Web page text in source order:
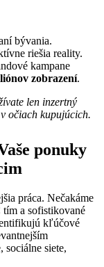
bývania.
riešia reality.
kampane
zobrazení.
len inzertný
očiach kupujúcich.
ponuky
práca. Nečakáme
tím a sofistikované
kľúčové
sociálne siete,